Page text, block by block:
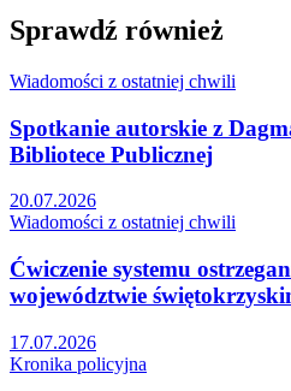
Sprawdź również
Wiadomości z ostatniej chwili
Spotkanie autorskie z
Bibliotece Publicznej
20.07.2026
Wiadomości z ostatniej chwili
Ćwiczenie systemu
województwie
17.07.2026
Kronika policyjna